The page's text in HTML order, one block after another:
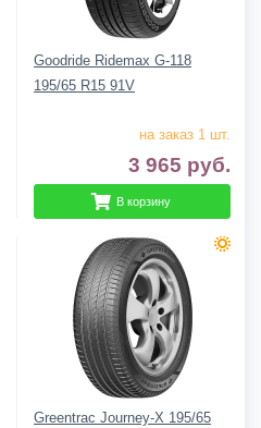
Goodride Ridemax G-118
195/65 R15 91V
на заказ 1 шт.
3 965 руб.
В корзину
Greentrac Journey-X 195/65